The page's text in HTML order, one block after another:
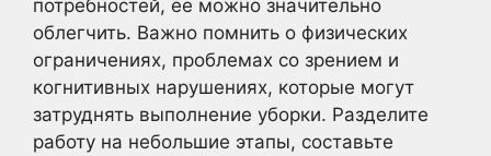
потребностей, ее можно значительно
облегчить. Важно помнить о физических
ограничениях, проблемах со зрением и
когнитивных нарушениях, которые могут
затруднять выполнение уборки. Разделите
работу на небольшие этапы, составьте